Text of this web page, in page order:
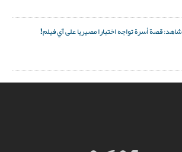
شاهد: قصة أسرة تواجه اختبارا مصيريا على آي فيلم!